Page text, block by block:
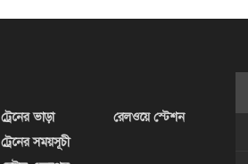
ট্রেনের ভাড়া
ট্রেনের সময়সূচী
রেলওয়ে স্টেশন